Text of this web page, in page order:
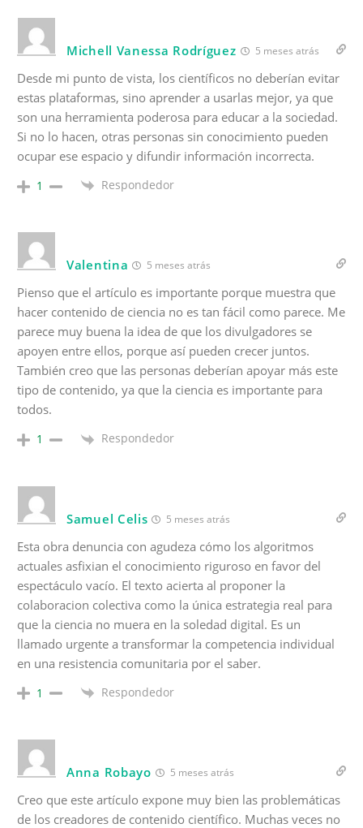
Michell Vanessa Rodríguez 5 meses atrás
Desde mi punto de vista, los científicos no deberían evitar
estas plataformas, sino aprender a usarlas mejor, ya que
son una herramienta poderosa para educar a la sociedad.
Si no lo hacen, otras personas sin conocimiento pueden
ocupar ese espacio y difundir información incorrecta.
1 Respondedor
Valentina 5 meses atrás
Pienso que el artículo es importante porque muestra que
hacer contenido de ciencia no es tan fácil como parece. Me
parece muy buena la idea de que los divulgadores se
apoyen entre ellos, porque así pueden crecer juntos.
También creo que las personas deberían apoyar más este
tipo de contenido, ya que la ciencia es importante para
todos.
1 Respondedor
Samuel Celis 5 meses atrás
Esta obra denuncia con agudeza cómo los algoritmos
actuales asfixian el conocimiento riguroso en favor del
espectáculo vacío. El texto acierta al proponer la
colaboracion colectiva como la única estrategia real para
que la ciencia no muera en la soledad digital. Es un
llamado urgente a transformar la competencia individual
en una resistencia comunitaria por el saber.
1 Respondedor
Anna Robayo 5 meses atrás
Creo que este artículo expone muy bien las problemáticas
de los creadores de contenido científico. Muchas veces no